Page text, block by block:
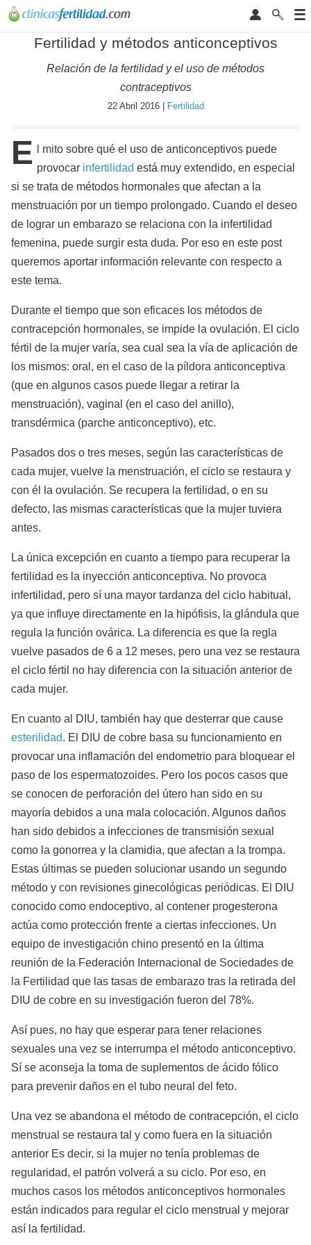
Fertilidad y métodos anticonceptivos
Relación de la fertilidad y el uso de métodos
contraceptivos
22 Abril 2016 | Fertilidad
E
l mito sobre qué el uso de anticonceptivos puede
provocar infertilidad está muy extendido, en especial
si se trata de métodos hormonales que afectan a la
menstruación por un tiempo prolongado. Cuando el deseo
de lograr un embarazo se relaciona con la infertilidad
femenina, puede surgir esta duda. Por eso en este post
queremos aportar información relevante con respecto a
este tema.
Durante el tiempo que son eficaces los métodos de
contracepción hormonales, se impide la ovulación. El ciclo
fértil de la mujer varía, sea cual sea la vía de aplicación de
los mismos: oral, en el caso de la píldora anticonceptiva
(que en algunos casos puede llegar a retirar la
menstruación), vaginal (en el caso del anillo),
transdérmica (parche anticonceptivo), etc.
Pasados dos o tres meses, según las características de
cada mujer, vuelve la menstruación, el ciclo se restaura y
con él la ovulación. Se recupera la fertilidad, o en su
defecto, las mismas características que la mujer tuviera
antes.
La única excepción en cuanto a tiempo para recuperar la
fertilidad es la inyección anticonceptiva. No provoca
infertilidad, pero sí una mayor tardanza del ciclo habitual,
ya que influye directamente en la hipófisis, la glándula que
regula la función ovárica. La diferencia es que la regla
vuelve pasados de 6 a 12 meses, pero una vez se restaura
el ciclo fértil no hay diferencia con la situación anterior de
cada mujer.
En cuanto al DIU, también hay que desterrar que cause
esterilidad. El DIU de cobre basa su funcionamiento en
provocar una inflamación del endometrio para bloquear el
paso de los espermatozoides. Pero los pocos casos que
se conocen de perforación del útero han sido en su
mayoría debidos a una mala colocación. Algunos daños
han sido debidos a infecciones de transmisión sexual
como la gonorrea y la clamidia, que afectan a la trompa.
Estas últimas se pueden solucionar usando un segundo
método y con revisiones ginecológicas periódicas. El DIU
conocido como endoceptivo, al contener progesterona
actúa como protección frente a ciertas infecciones. Un
equipo de investigación chino presentó en la última
reunión de la Federación Internacional de Sociedades de
la Fertilidad que las tasas de embarazo tras la retirada del
DIU de cobre en su investigación fueron del 78%.
Así pues, no hay que esperar para tener relaciones
sexuales una vez se interrumpa el método anticonceptivo.
Sí se aconseja la toma de suplementos de ácido fólico
para prevenir daños en el tubo neural del feto.
Una vez se abandona el método de contracepción, el ciclo
menstrual se restaura tal y como fuera en la situación
anterior Es decir, si la mujer no tenía problemas de
regularidad, el patrón volverá a su ciclo. Por eso, en
muchos casos los métodos anticonceptivos hormonales
están indicados para regular el ciclo menstrual y mejorar
así la fertilidad.